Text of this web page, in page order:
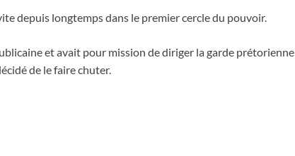
depuis longtemps dans le premier cercle du pouvoir.
et avait pour mission de diriger la garde prétorienne
de le faire chuter.